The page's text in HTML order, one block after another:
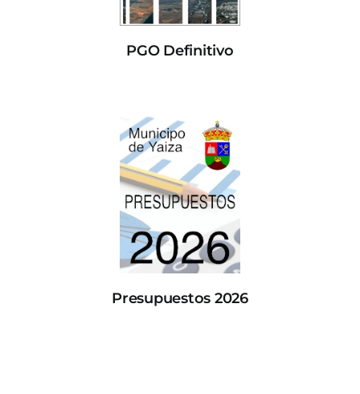
PGO Definitivo
Presupuestos 2026